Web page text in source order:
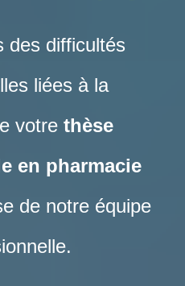
des difficultés
liées à la
votre thèse
en pharmacie
de notre équipe